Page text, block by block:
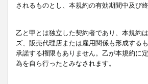
されるものとし、本規約の有効期間中及び
乙と甲とは独立した契約者であり、本規約
ズ、販売代理店または雇用関係も形成する
承諾する権限もありません。乙が本規約に
為を自ら行ったとみなされます。